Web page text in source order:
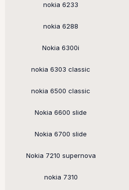
nokia 6233
nokia 6288
Nokia 6300i
nokia 6303 classic
nokia 6500 classic
Nokia 6600 slide
Nokia 6700 slide
Nokia 7210 supernova
nokia 7310